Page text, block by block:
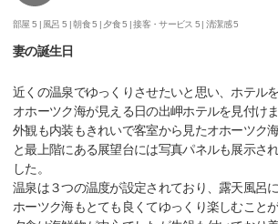
部屋 5 | 風呂 5 |朝食 5 | 夕食 5 |接客・サービス 5 |清潔感 5
妻の誕生日
近くの温泉でゆっくりさせたいと思い、ホテル
オホーツク海が見える日の出岬ホテルを見付けま
外観も内装もきれいで客室から見たオホーツク
と最上階にある展望台には写真パネルも展示さ
した。
温泉は３つの温度が設定されており、露天風呂
ホーツク海もとても良くてゆっくり楽しむことが